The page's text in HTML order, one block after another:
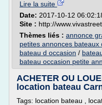
Lire la suite
Date: 2017-10-12
Site : http://
Thèmes liés : annonce
petites annonces bateaux
bateau d occasion /
bateau occasion petite
ACHETER OU
location bateau
Tags: location bateau ,